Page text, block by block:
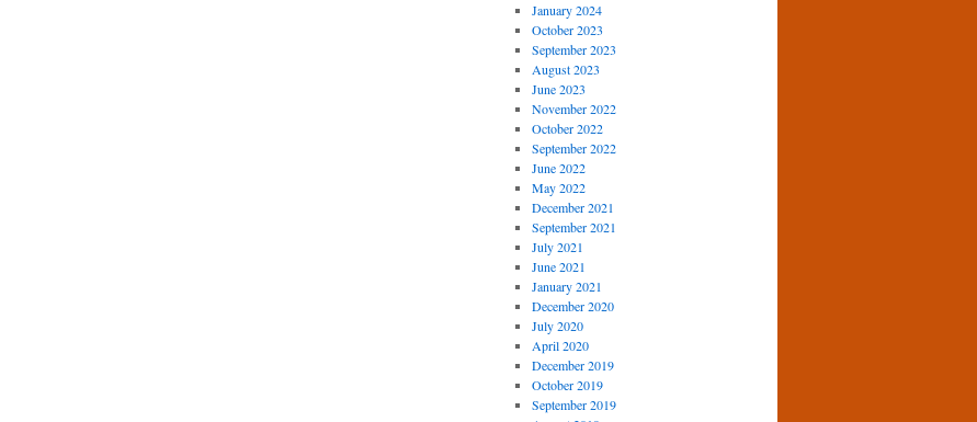
January 2024
October 2023
September 2023
August 2023
June 2023
November 2022
October 2022
September 2022
June 2022
May 2022
December 2021
September 2021
July 2021
June 2021
January 2021
December 2020
July 2020
April 2020
December 2019
October 2019
September 2019